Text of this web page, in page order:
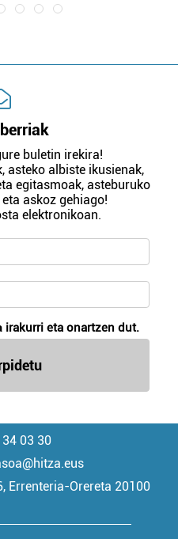
buletin irekira!
asteko albiste ikusienak,
egitasmoak, asteburuko
askoz gehiago!
elektronikoan.
irakurri eta onartzen dut.
03 30
Errenteria-Orereta 20100